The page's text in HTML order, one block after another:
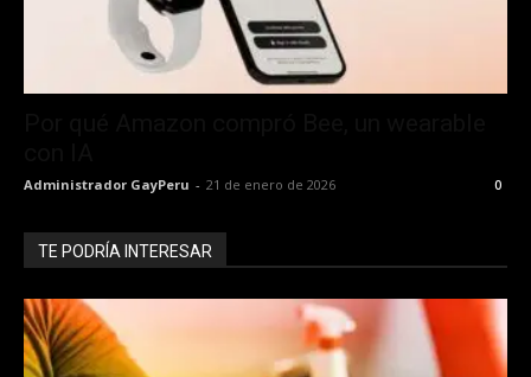
Administrador GayPeru - 21 de enero de 2026 0
TE PODRÍA INTERESAR